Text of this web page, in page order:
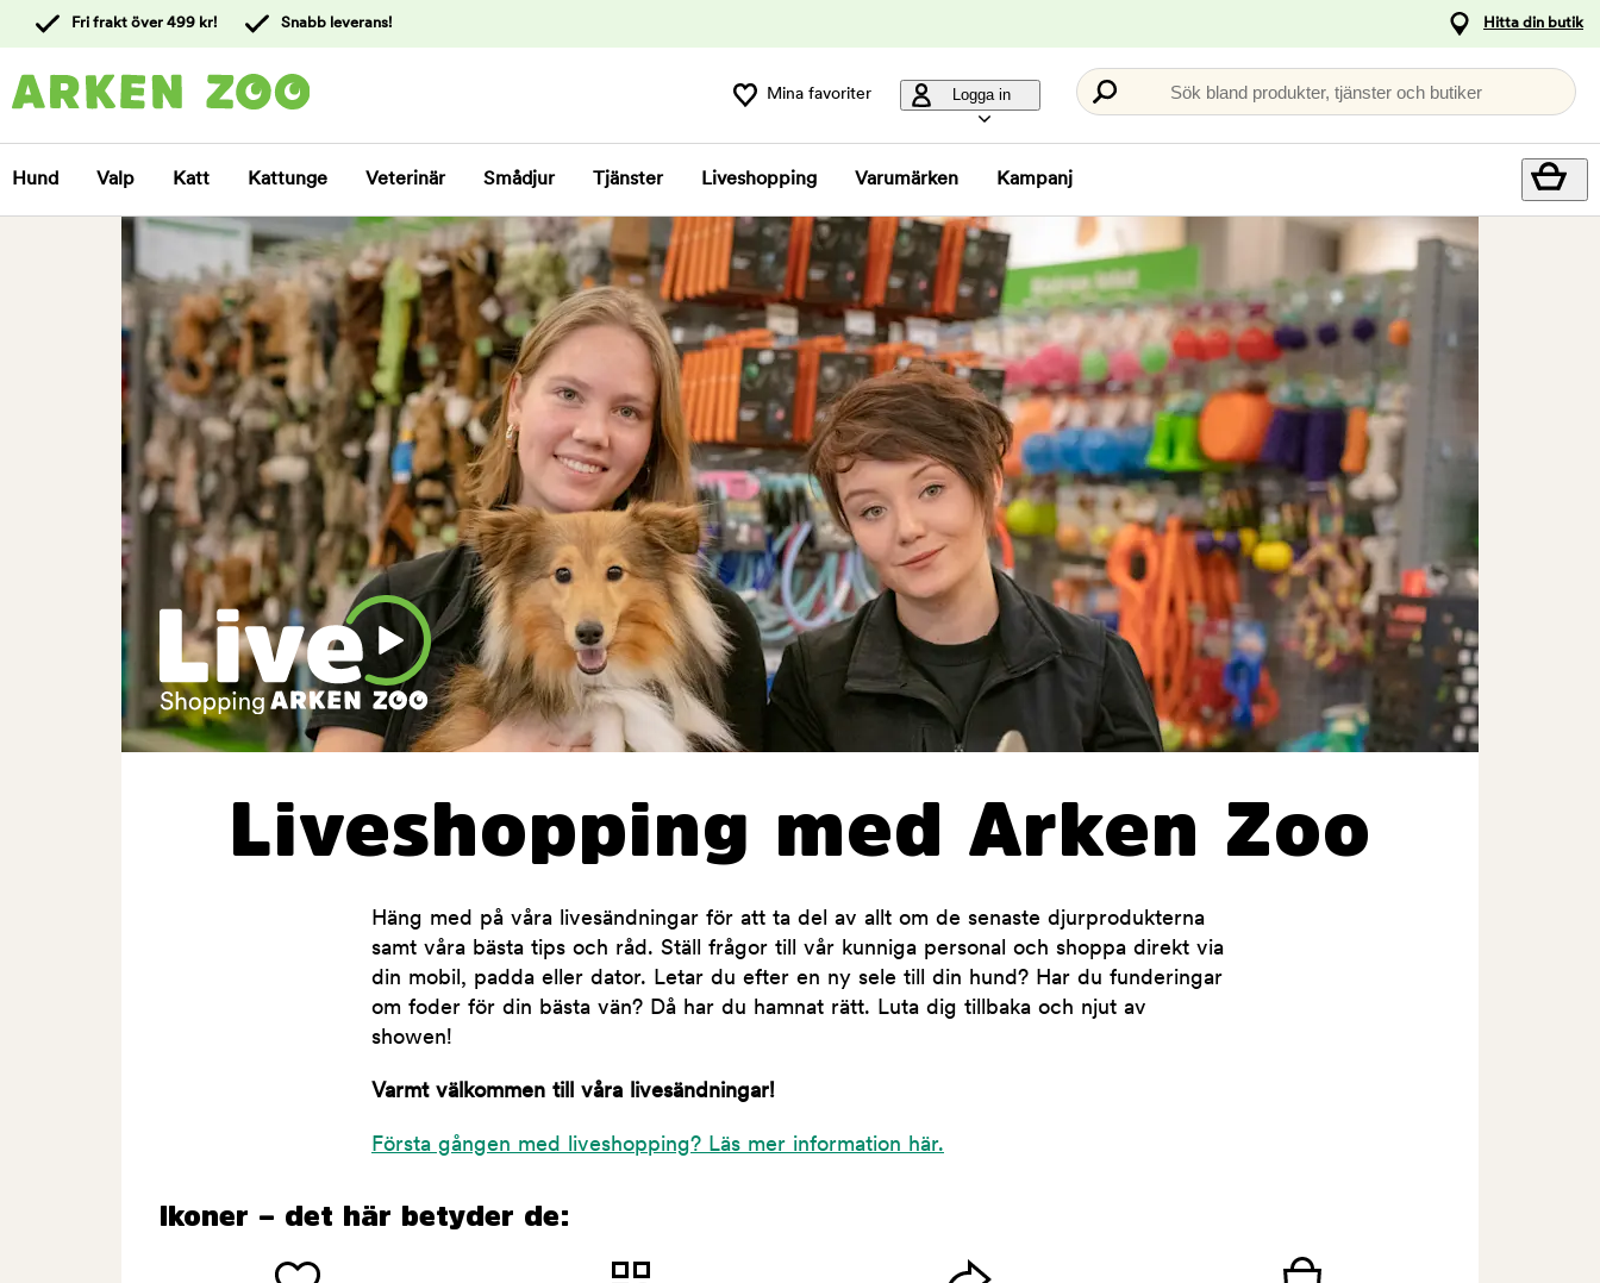
kundtjänst
Fri frakt över 499 kr! Snabb leverans! Hitta din butik
Mina favoriter Logga in Sök bland produkter, tjänster och butiker
Hund Valp Katt Kattunge Veterinär Smådjur Tjänster Liveshopping Varumärken Kampanj
Liveshopping med Arken Zoo
Häng med på våra livesändningar för att ta del av allt om de senaste djurprodukterna
samt våra bästa tips och råd. Ställ frågor till vår kunniga personal och shoppa direkt via
din mobil, padda eller dator. Letar du efter en ny sele till din hund? Har du funderingar
om foder för din bästa vän? Då har du hamnat rätt. Luta dig tillbaka och njut av
showen!
Varmt välkommen till våra livesändningar!
Första gången med liveshopping? Läs mer information här.
Ikoner – det här betyder de: